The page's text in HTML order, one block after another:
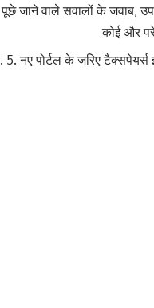
पूछे जाने वाले सवालों के जवाब,
कोई और
5. नए पोर्टल के जरिए